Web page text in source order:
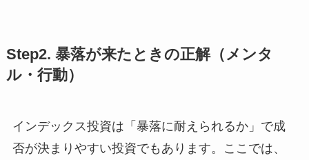
Step2. 暴落が来たときの正解（メンタ
ル・行動）
インデックス投資は「暴落に耐えられるか」で成
否が決まりやすい投資でもあります。ここでは、